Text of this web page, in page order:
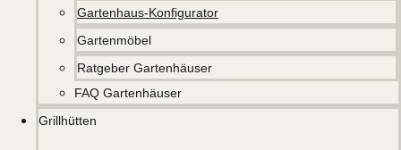
Gartenhaus-Konfigurator
Gartenmöbel
Ratgeber Gartenhäuser
FAQ Gartenhäuser
Grillhütten